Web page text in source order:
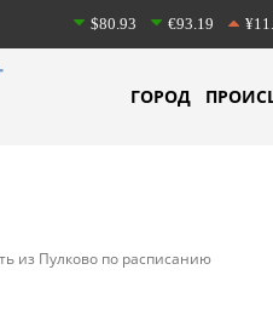
$80.93 €93.19
ГОРОД
из Пулково по расписанию